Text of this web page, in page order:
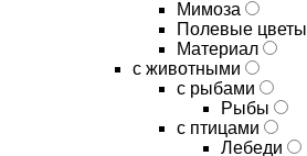
Мимоза
Полевые цветы
Материал
с животными
с рыбами
Рыбы
с птицами
Лебеди